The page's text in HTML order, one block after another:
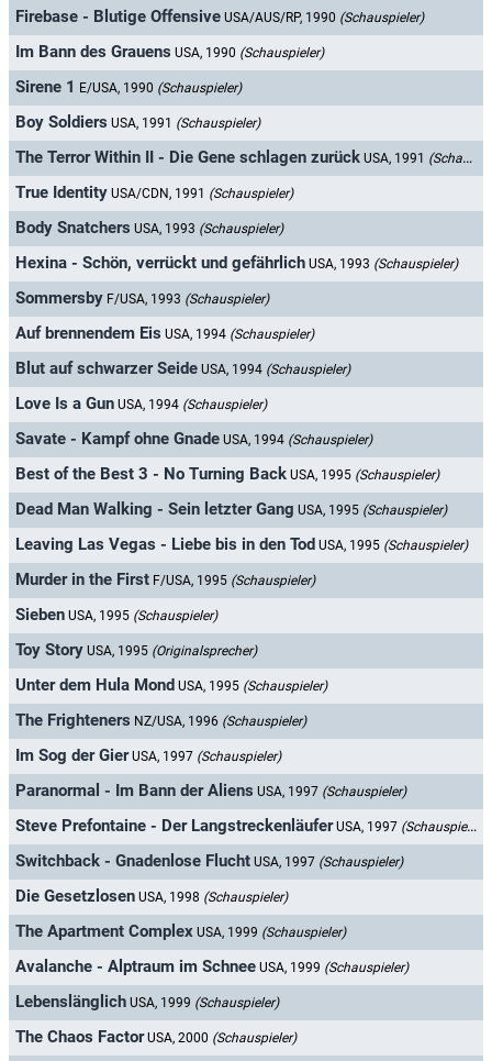
Firebase - Blutige Offensive USA/AUS/RP, 1990 (Schauspieler)
Im Bann des Grauens USA, 1990 (Schauspieler)
Sirene 1 E/USA, 1990 (Schauspieler)
Boy Soldiers USA, 1991 (Schauspieler)
The Terror Within II - Die Gene schlagen zurück USA, 1991 (Schauspieler)
True Identity USA/CDN, 1991 (Schauspieler)
Body Snatchers USA, 1993 (Schauspieler)
Hexina - Schön, verrückt und gefährlich USA, 1993 (Schauspieler)
Sommersby F/USA, 1993 (Schauspieler)
Auf brennendem Eis USA, 1994 (Schauspieler)
Blut auf schwarzer Seide USA, 1994 (Schauspieler)
Love Is a Gun USA, 1994 (Schauspieler)
Savate - Kampf ohne Gnade USA, 1994 (Schauspieler)
Best of the Best 3 - No Turning Back USA, 1995 (Schauspieler)
Dead Man Walking - Sein letzter Gang USA, 1995 (Schauspieler)
Leaving Las Vegas - Liebe bis in den Tod USA, 1995 (Schauspieler)
Murder in the First F/USA, 1995 (Schauspieler)
Sieben USA, 1995 (Schauspieler)
Toy Story USA, 1995 (Originalsprecher)
Unter dem Hula Mond USA, 1995 (Schauspieler)
The Frighteners NZ/USA, 1996 (Schauspieler)
Im Sog der Gier USA, 1997 (Schauspieler)
Paranormal - Im Bann der Aliens USA, 1997 (Schauspieler)
Steve Prefontaine - Der Langstreckenläufer USA, 1997 (Schauspieler)
Switchback - Gnadenlose Flucht USA, 1997 (Schauspieler)
Die Gesetzlosen USA, 1998 (Schauspieler)
The Apartment Complex USA, 1999 (Schauspieler)
Avalanche - Alptraum im Schnee USA, 1999 (Schauspieler)
Lebenslänglich USA, 1999 (Schauspieler)
The Chaos Factor USA, 2000 (Schauspieler)